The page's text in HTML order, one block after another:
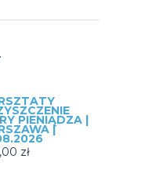
PIENIĄDZA |
|
zł